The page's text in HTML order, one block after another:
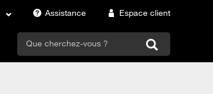
Assistance Espace client
search